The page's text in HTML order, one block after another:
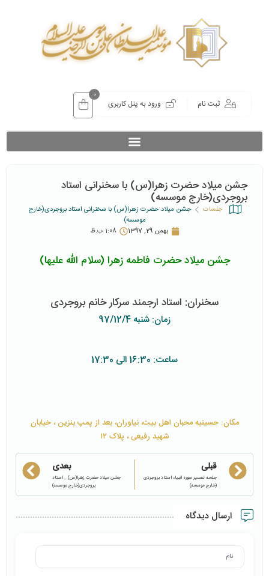
ثبت نام ورود به پنل کاربری
0
جشن میلاد حضرت زهرا(س) با سخنرانی استاد
بروجردی(خارج موسسه)
جلسات
جشن میلاد حضرت زهرا(س) با سخنرانی استاد بروجردی(خارج
موسسه)
بهمن 29, 1397
1:08 ب.ظ
جشن میلاد حضرت فاطمه زهرا (سلام الله علیها)
سخنران: استاد ارجمند سرکار خانم بروجردی
زمان: شنبه 97/12/4
ساعت: 16:30 الی 17:30
مکان: حسینیه محبان اهل بیت، نیاوران، بعد از پمپ بنزین ، خیابان
شهید رفیعی ، پلاک ۱۲
قبلی
جلسه تفسیر سوره انبیاء استاد بروجردی
(خارج موسسه)
بعدی
جشن میلاد حضرت زهرا(س) _ استاد
بروجردی(خارج موسسه)
ارسال دیدگاه